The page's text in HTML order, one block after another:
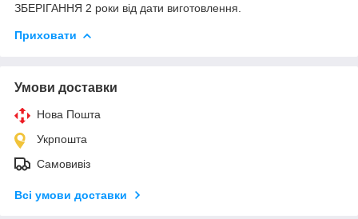
ЗБЕРІГАННЯ 2 роки від дати виготовлення.
Приховати
Умови доставки
Нова Пошта
Укрпошта
Самовивіз
Всі умови доставки